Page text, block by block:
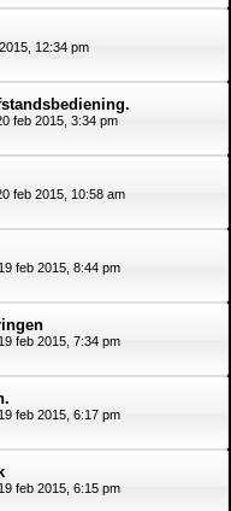
12:34 pm
feb 2015, 3:34 pm
feb 2015, 10:58 am
feb 2015, 8:44 pm
feb 2015, 7:34 pm
feb 2015, 6:17 pm
feb 2015, 6:15 pm